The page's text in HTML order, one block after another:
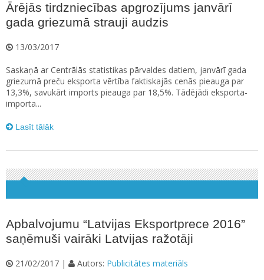
Ārējās tirdzniecības apgrozījums janvārī
gada griezumā strauji audzis
13/03/2017
Saskaņā ar Centrālās statistikas pārvaldes datiem, janvārī gada
griezumā preču eksporta vērtība faktiskajās cenās pieauga par
13,3%, savukārt imports pieauga par 18,5%. Tādējādi eksporta-
importa...
Lasīt tālāk
Apbalvojumu “Latvijas Eksportprece 2016”
saņēmuši vairāki Latvijas ražotāji
21/02/2017 | Autors: Publicitātes materiāls